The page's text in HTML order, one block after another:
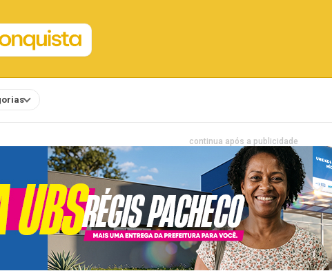
continua após a publicidade